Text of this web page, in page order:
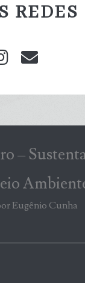
REDES
instagram
–
Eugênio Cunha